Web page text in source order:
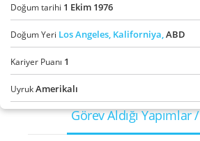
Doğum tarihi 1 Ekim 1976
Doğum Yeri Los Angeles, Kaliforniya,ABD
Kariyer Puanı 1
UyrukAmerikalı
Görev Aldığı